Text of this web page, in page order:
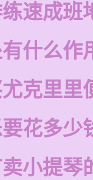
速成班
什么作
克里里
花多少
小提琴